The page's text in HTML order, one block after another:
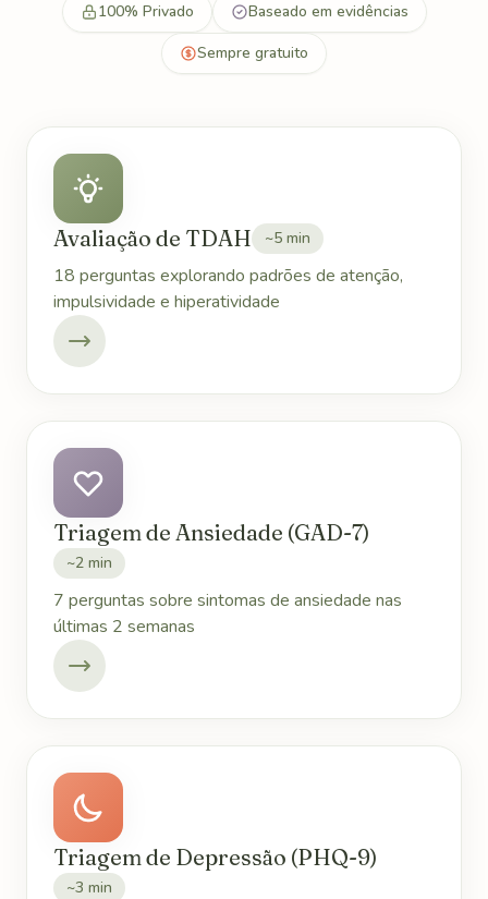
100% Privado
Baseado em evidências
Sempre gratuito
Avaliação de TDAH ~5 min
18 perguntas explorando padrões de atenção,
impulsividade e hiperatividade
Triagem de Ansiedade (GAD-7)
~2 min
7 perguntas sobre sintomas de ansiedade nas
últimas 2 semanas
Triagem de Depressão (PHQ-9)
~3 min